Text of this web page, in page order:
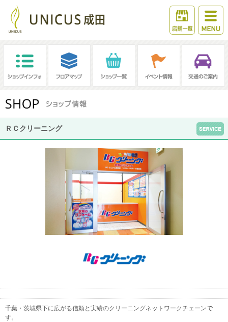
ＲＣクリーニング
千葉・茨城県下に広がる信頼と実績のクリーニングネットワークチェーンで
す。